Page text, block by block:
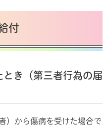
付
き（第三者行為の届
）から傷病を受けた場合で